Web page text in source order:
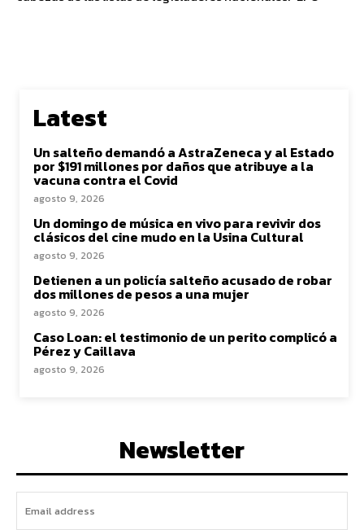
Latest
Un salteño demandó a AstraZeneca y al Estado
por $191 millones por daños que atribuye a la
vacuna contra el Covid
agosto 9, 2026
Un domingo de música en vivo para revivir dos
clásicos del cine mudo en la Usina Cultural
agosto 9, 2026
Detienen a un policía salteño acusado de robar
dos millones de pesos a una mujer
agosto 9, 2026
Caso Loan: el testimonio de un perito complicó a
Pérez y Caillava
agosto 9, 2026
Newsletter